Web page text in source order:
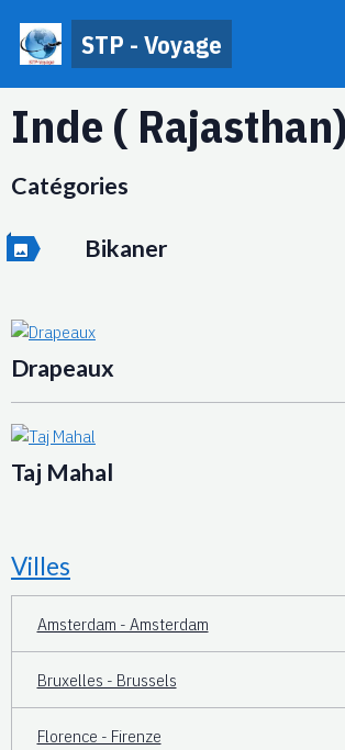
STP - Voyage
Inde ( Rajasthan)
Catégories
Bikaner
Drapeaux
Taj Mahal
Villes
Amsterdam - Amsterdam
Bruxelles - Brussels
Florence - Firenze